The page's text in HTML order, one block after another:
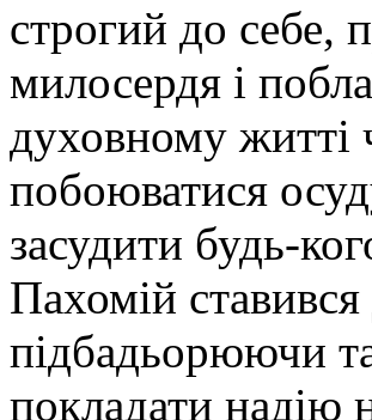
строгий до себе,
милосердя і
духовному житті
побоюватися
засудити будь-
Пахомій
підбадьорюючи
покладати надію